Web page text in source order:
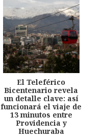
El Teleférico
Bicentenario revela
un detalle clave: así
funcionará el viaje de
13 minutos entre
Providencia y
Huechuraba